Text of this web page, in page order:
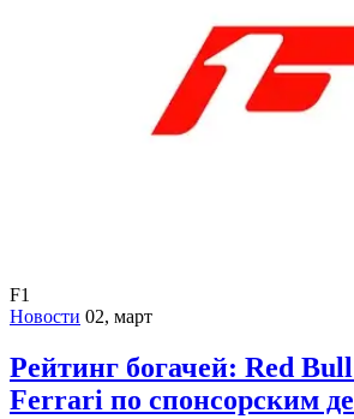
F1
Новости 02, март
Рейтинг богачей: Red
Ferrari по спонсорским